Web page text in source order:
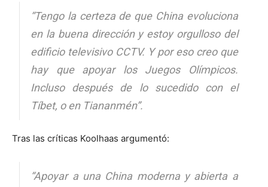
“Tengo la certeza de que China evoluciona
en la buena dirección y estoy orgulloso del
edificio televisivo CCTV. Y por eso creo que
hay que apoyar los Juegos Olímpicos.
Incluso después de lo sucedido con el
Tíbet, o en Tiananmén”.
Tras las críticas Koolhaas argumentó:
“Apoyar a una China moderna y abierta a